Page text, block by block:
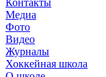
Медиа
Фото
Видео
Журналы
Хоккейная школа